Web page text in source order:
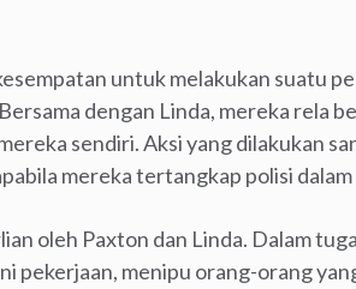
untuk melakukan suatu
dengan Linda, mereka rela
sendiri. Aksi yang dilakukan
mereka tertangkap polisi dalam
oleh Paxton dan Linda. Dalam
pekerjaan, menipu orang-orang